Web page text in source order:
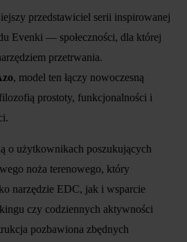
przedstawiciel serii inspirowanej
Evenki — społeczności, dla której
przetrwania.
, model ten łączy nowoczesną
prostoty, funkcjonalności i
o użytkownikach poszukujących
noża terenowego, który
narzędzie EDC, jak i wsparcie
czy codziennych aktywności
pozbawiona zbędnych